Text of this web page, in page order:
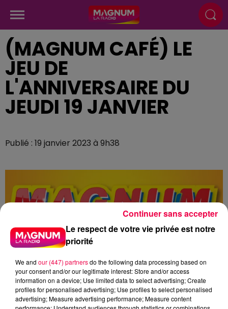
(MAGNUM CAFÉ) LE
JEU DE
L'ANNIVERSAIRE DU
JEUDI 19 JANVIER
Publié : 19 janvier 2023 à 9h38
Le respect de votre vie privée est notre
priorité
We and our (447) partnersdo the following data processing based on
your consent and/or our legitimate interest: Store and/or access
information on a device; Use limited data to select advertising; Create
profiles for personalised advertising; Use profiles to select personalised
advertising; Measure advertising performance; Measure content
Continuer sans accepter